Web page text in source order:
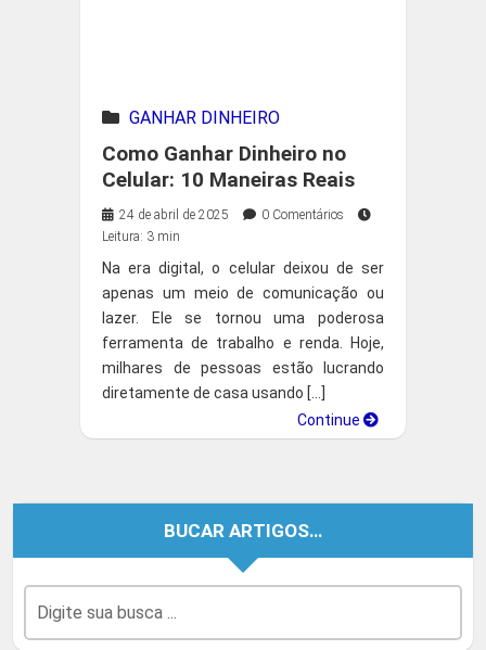
GANHAR DINHEIRO
Como Ganhar Dinheiro no
Celular: 10 Maneiras Reais
24 de abril de 2025
0 Comentários
Leitura: 3 min
Na era digital, o celular deixou de ser
apenas um meio de comunicação ou
lazer. Ele se tornou uma poderosa
ferramenta de trabalho e renda. Hoje,
milhares de pessoas estão lucrando
diretamente de casa usando […]
Continue
BUCAR ARTIGOS…